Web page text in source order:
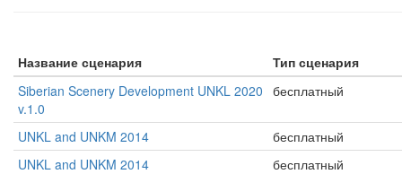
Название сценария
Тип сценария
Siberian Scenery Development UNKL 2020
v.1.0
бесплатный
UNKL and UNKM 2014
бесплатный
UNKL and UNKM 2014
бесплатный